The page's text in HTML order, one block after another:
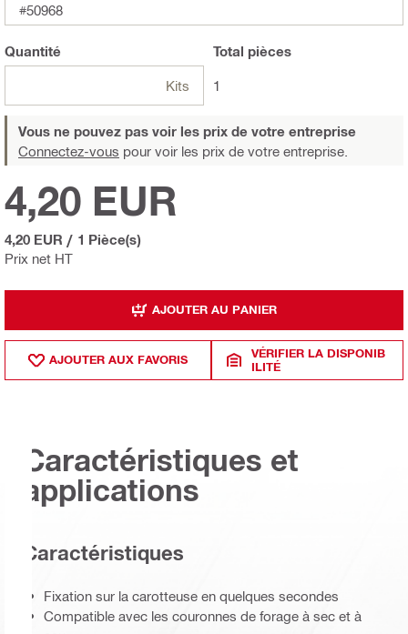
#50968
Quantité
Kits
Total pièces
1
Vous ne pouvez pas voir les prix de votre entreprise
Connectez-vous pour voir les prix de votre entreprise.
Prix net HT
4,20 EUR
4,20 EUR / 1 Pièce(s)
AJOUTER AU PANIER
AJOUTER AUX FAVORIS
VÉRIFIER LA DISPONIB
ILITÉ
Caractéristiques et
applications
Caractéristiques
Fixation sur la carotteuse en quelques secondes
Compatible avec les couronnes de forage à sec et à